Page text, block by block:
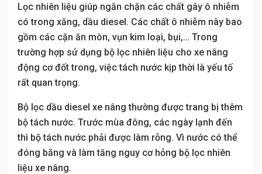
Lọc nhiên liệu giúp ngăn chặn các chất gây ô nhiễm
có trong xăng, dầu diesel. Các chất ô nhiễm này bao
gồm các cặn ăn mòn, vụn kim loại, bụi,… Trong
trường hợp sử dụng bộ lọc nhiên liệu cho xe nâng
động cơ đốt trong, việc tách nước kịp thời là yếu tố
rất quan trọng.
Bộ lọc dầu diesel xe nâng thường được trang bị thêm
bộ tách nước. Trước mùa đông, các ngày lạnh đến
thì bộ tách nước phải được làm rỗng. Vì nước có thể
đóng băng và làm tăng nguy cơ hỏng bộ lọc nhiên
liệu xe nâng.